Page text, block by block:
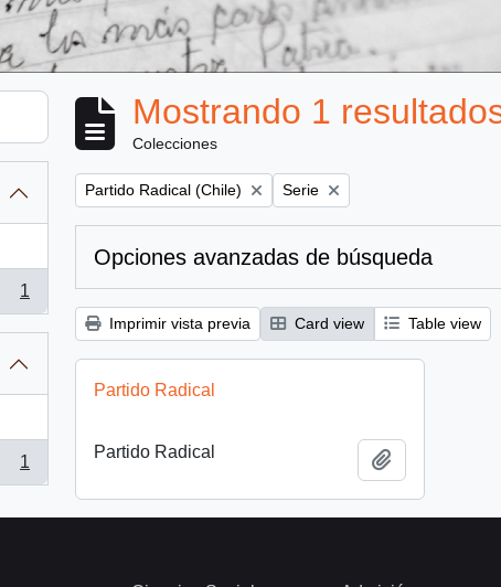
1
1
Mostrando 1
Colecciones
Remove filter:
Partido Radical (Chile) Remove filter:
Serie
Opciones avanzadas de búsqueda
Imprimir vista previa Card view Table view
Partido Radical
Partido Radical